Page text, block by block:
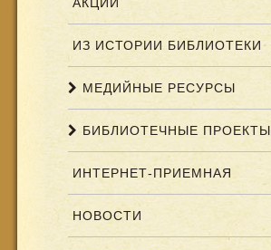
АКЦИИ
ИЗ ИСТОРИИ БИБЛИОТЕКИ
МЕДИЙНЫЕ РЕСУРСЫ
БИБЛИОТЕЧНЫЕ ПРОЕКТЫ
ИНТЕРНЕТ-ПРИЕМНАЯ
НОВОСТИ